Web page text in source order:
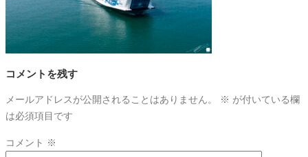
コメントを残す
メールアドレスが公開されることはありません。 ※ が付いている欄
は必須項目です
コメント ※